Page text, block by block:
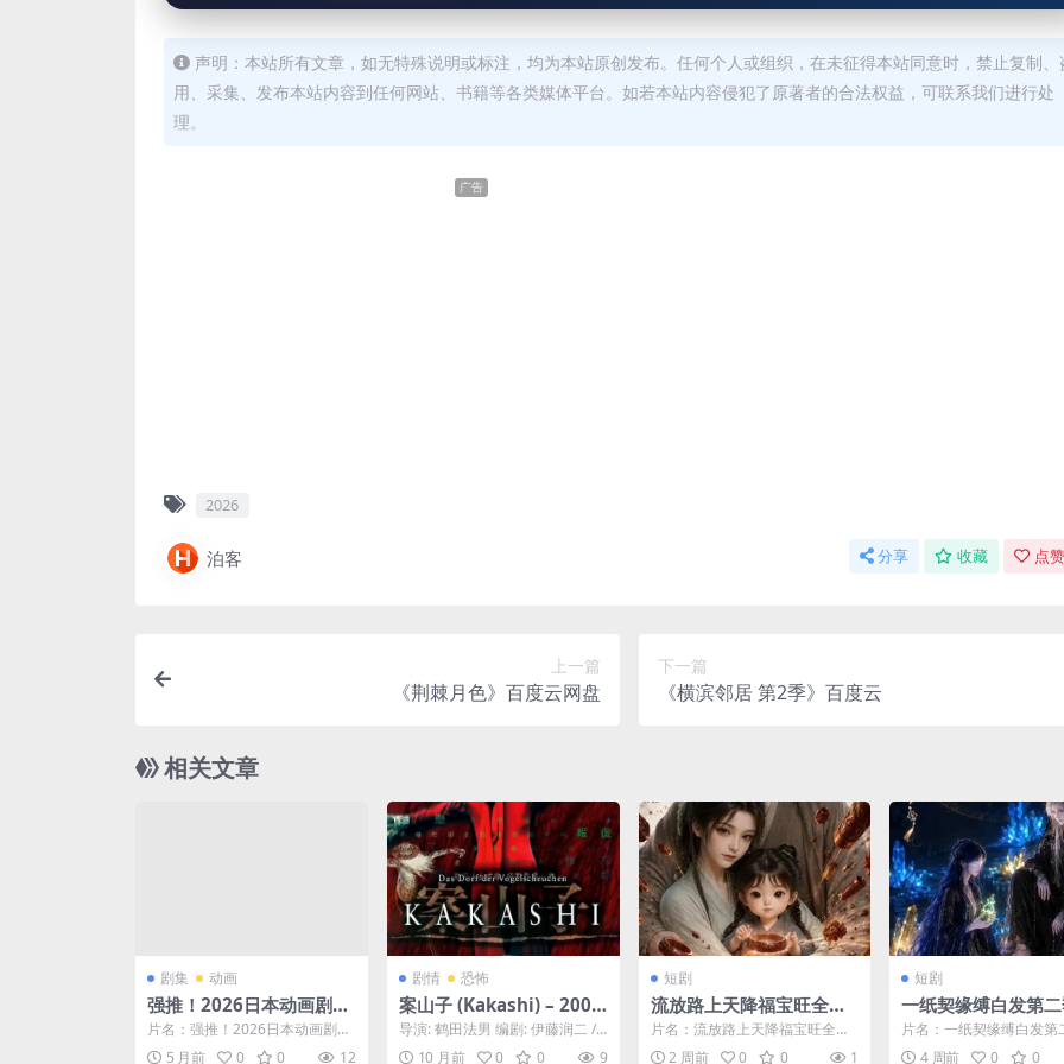
声明：本站所有文章，如无特殊说明或标注，均为本站原创发布。任何个人或组织，在未征得本站同意时，禁止复制、
用、采集、发布本站内容到任何网站、书籍等各类媒体平台。如若本站内容侵犯了原著者的合法权益，可联系我们进行处
理。
广告
2026
泊客 分享 收藏 点
上一篇
《荆棘月色》百度云网盘
下一篇
《横滨邻居 第2季》百度云
相关文章
剧集 动画
强推！2026日本动画剧集
《JOJO的奇妙冒险 飙马野
郎》中字全集资源 自取
片名：强推！2026日本动画剧集
《JOJO的奇妙冒险 飙马野郎》中
5 月前 0 0 12
剧情 恐怖
案山子 (Kakashi) – 2001
– 恐怖 – 夸克网盘免费下
载🌾（伊藤润二改编）一
导演: 鹤田法男 编剧: 伊藤润二 /
鹤田法男 / 村上修 Osamu Mur...
10 月前 0 0 9
短剧
流放路上天降福宝旺全家
（90集）AI短剧 (2026)
片名：流放路上天降福宝旺全家
（90集）AI短剧 (2026) 分类：
2 周前 0 0 1
短剧
一纸契缘缚白发第
0集）AI短剧 (2026)
片名：一纸契缘缚白发第
0集）AI短剧 (2026) 分类
4 周前 0 0